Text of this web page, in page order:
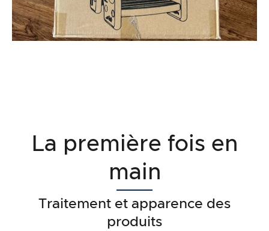
La première fois en
main
Traitement et apparence des
produits